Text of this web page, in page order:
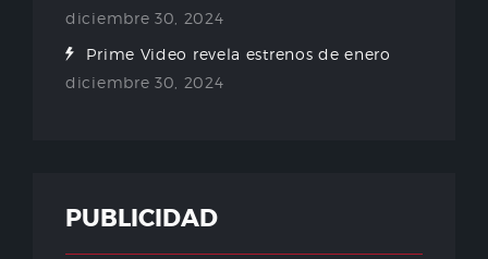
diciembre 30, 2024
Prime Video revela estrenos de enero
diciembre 30, 2024
PUBLICIDAD